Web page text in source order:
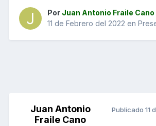
Por Juan Antonio Fraile Cano
11 de Febrero del 2022 en
Juan Antonio
Fraile Cano
Publicado 11